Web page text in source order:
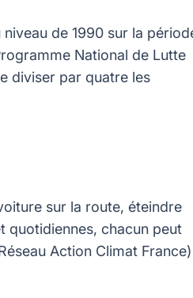
niveau de 1990 sur la
National de Lutte
diviser par quatre les
sur la route, éteindre
quotidiennes, chacun peut
Action Climat France)